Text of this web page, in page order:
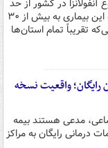
در کشور از حد
هشدار عبور کرده و ابتلا به این بیماری به بیش از ۳۰
تقریباً تمام استان‌ها
رایگان؛ واقعیت نسخه
مدعی هستند بیمه
رایگان به مراکز